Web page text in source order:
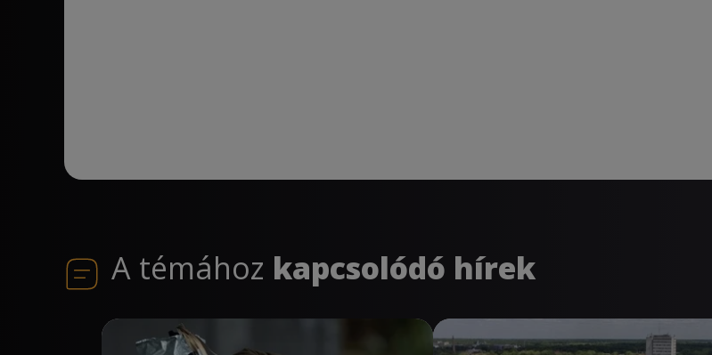
A témához kapcsolódó hírek